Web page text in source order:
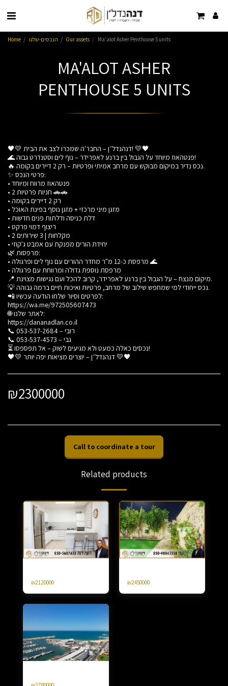
Home הנכסים-שלנו Our assets Ma'alot Asher Penthouse 5 units
MA'ALOT ASHER
PENTHOUSE 5 UNITS
🖤💛 דנהנדל״ן – החבר'ה שמכרו לצב את הבית! 💛🖤
🌊 פנטהאוז מיוחד על הגבול בין ברנע לאפרידר – נוף לים וסטנדרט גבוה!
🔥 נכס נדיר במיקום מבוקש עם מרחב אמיתי ופרטיות – רק 2 דיירים בקומה.
✨ פרטי הנכס:
• פנטהאוז מרווח ומיוחד
• 2 חניות פרטיות 🚗🚗
• רק 2 דיירים בקומה
• מזגן מיני מרכזי + מזגן נוסף בפינת האוכל
• דלת כניסה ודלתות פנים חדשות
• ריצוף דמוי פרקט
• 2 מקלחות | 3 שירותים
• יחידת הורים מפנקת עם אמבט ג'קוזי
🌿 מרפסות:
• מרפסת כ-12 מ"ר מחדר ההורים עם נוף לים ופרגולה 🌊
• מרפסת נוספת גדולה ומרווחת עם פרגולה
📍 מיקום מנצח – על הגבול בין ברנע לאפרידר, קרוב להכל ועם נגישות מצוינת.
💡 נכס ייחודי למי שמחפש שילוב של מרחב, פרטיות ואיכות חיים ברמה גבוהה.
📲 לפרטים וסיור שלחו הודעה עכשיו:
https://wa.me/972505607473
🌐 לאתר שלנו:
https://dananadlan.co.il
📞 רובי – 053-537-2684
📞 גבי – 053-537-4573
⏳ נכסים כאלה כמעט ולא מגיעים לשוק – אל תפספסו!
🖤💛 דנהנדל״ן – יוצרים מציאות יפה יותר 💛🖤
₪2300000
Call to coordinate a tour
Related products
₪2120000 ₪2450000